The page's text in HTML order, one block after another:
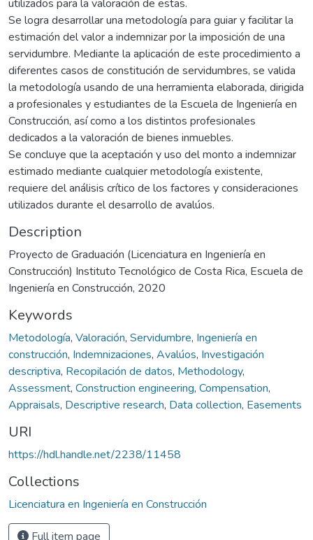
utilizados para la valoración de estas.
Se logra desarrollar una metodología para guiar y facilitar la
estimación del valor a indemnizar por la imposición de una
servidumbre. Mediante la aplicación de este procedimiento a
diferentes casos de constitución de servidumbres, se valida
la metodología usando de una herramienta elaborada, dirigida
a profesionales y estudiantes de la Escuela de Ingeniería en
Construcción, así como a los distintos profesionales
dedicados a la valoración de bienes inmuebles.
Se concluye que la aceptación y uso del monto a indemnizar
estimado mediante cualquier metodología existente,
requiere del análisis crítico de los factores y consideraciones
utilizados durante el desarrollo de avalúos.
Description
Proyecto de Graduación (Licenciatura en Ingeniería en
Construcción) Instituto Tecnológico de Costa Rica, Escuela de
Ingeniería en Construcción, 2020
Keywords
Metodología, Valoración, Servidumbre, Ingeniería en
construcción, Indemnizaciones, Avalúos, Investigación
descriptiva, Recopilación de datos, Methodology,
Assessment, Construction engineering, Compensation,
Appraisals, Descriptive research, Data collection, Easements
URI
https://hdl.handle.net/2238/11458
Collections
Licenciatura en Ingeniería en Construcción
Full item page